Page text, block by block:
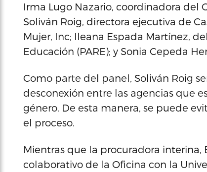
Irma Lugo Nazario, coordinadora del
Soliván Roig, directora ejecutiva de
Mujer, Inc; Ileana Espada Martínez,
Educación (PARE); y Sonia Cepeda
Como parte del panel, Soliván Roig
desconexión entre las agencias que
género. De esta manera, se puede
el proceso.
Mientras que la procuradora
colaborativo de la Oficina con la